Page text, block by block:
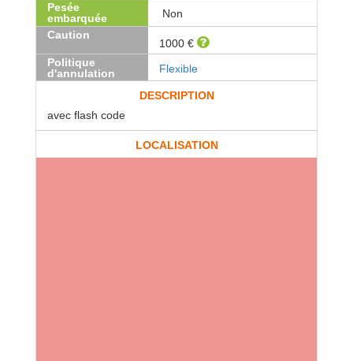
Pesée
embarquée
Non
Caution
1000 €
Politique
d'annulation
Flexible
DESCRIPTION
avec flash code
LOCALISATION